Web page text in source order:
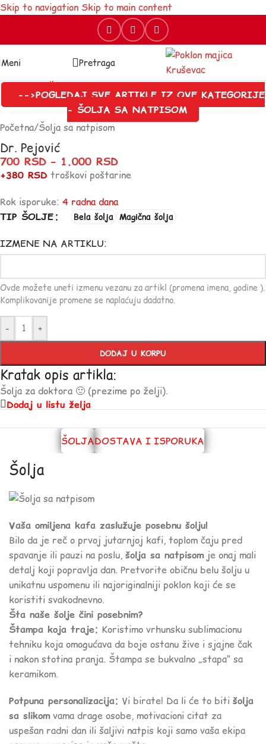
Skip to navigation Skip to main content
Meni Pretraga
-->POGLEDAJ SVE ARTIKLE IZ OVE KATEGORIJE
- ŠOLJA SA NATPISOM
Početna/Šolja sa natpisom
Dr. Pejović
700 RSD – 1.000 RSD
+380 RSD troškovi poštarine
Rok isporuke: 4 radna dana
TIP ŠOLJE
Bela šolja Magična šolja
IZMENE NA ARTIKLU:
Ovde možete uneti izmenu vezanu za artikl (promena imena, godine ).
Komplikovanije promene se naplaćuju dadatno.
- +
DODAJ U KORPU
Kratak opis artikla:
Šolja za doktora 🙂 (prezime po želji).
Dodaj u listu želja
ŠOLJADOSTAVA I ISPORUKA
Šolja
Vaša omiljena kafa zaslužuje posebnu šolju!
Bilo da je reč o prvoj jutarnjoj kafi, toplom čaju pred
spavanje ili pauzi na poslu, šolja sa natpisomje onaj mali
detalj koji popravlja dan. Pretvorite običnu belu šolju u
unikatnu uspomenu ili najoriginalniji poklon koji će se
koristiti svakodnevno.
Šta naše šolje čini posebnim?
Štampa koja traje: Koristimo vrhunsku sublimacionu
tehniku koja omogućava da boje ostanu žive i sjajne čak
i nakon stotina pranja. Štampa se bukvalno „stapa“ sa
keramikom.
Potpuna personalizacija: Vi birate! Da li će to biti šolja
sa slikomvama drage osobe, motivacioni citat za
uspešan radni dan ili šaljivi natpis koji samo vaša ekipa